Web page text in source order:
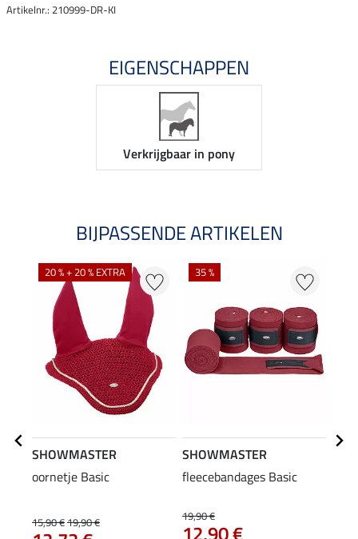
Artikelnr.: 210999-DR-KI
EIGENSCHAPPEN
Verkrijgbaar in pony
BIJPASSENDE ARTIKELEN
20 % + 20 % EXTRA
SHOWMASTER
oornetje Basic
15,90 €19,90 €
35 %
SHOWMASTER
fleecebandages Basic
19,90 €